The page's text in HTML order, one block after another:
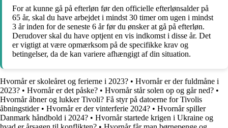
For at kunne gå på efterløn før den officielle efterlønsalder på
65 år, skal du have arbejdet i mindst 30 timer om ugen i mindst
3 år inden for de seneste 6 år før du ønsker at gå på efterløn.
Derudover skal du have optjent en vis indkomst i disse år. Det
er vigtigt at være opmærksom på de specifikke krav og
betingelser, da de kan variere afhængigt af din situation.
Hvornår er skoleåret og ferierne i 2023? • Hvornår er der fuldmåne i
2023? • Hvornår er det påske? • Hvornår står solen op og går ned? •
Hvornår åbner og lukker Tivoli? Få styr på datoerne for Tivolis
åbningstider• Hvornår er der vinterferie 2024? • Hvornår spiller
Danmark håndbold i 2024? • Hvornår startede krigen i Ukraine og